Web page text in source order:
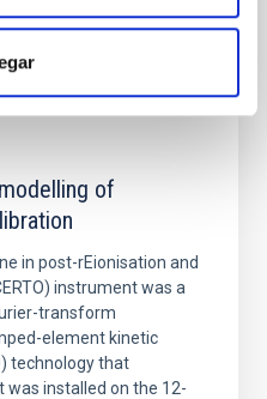
of
in post-rEionisation and
instrument was a
transform
element kinetic
technology that
was installed on the 12-